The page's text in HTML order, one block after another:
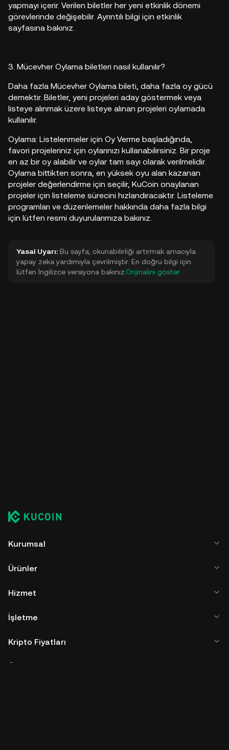
yapmayı içerir. Verilen biletler her yeni etkinlik dönemi
görevlerinde değişebilir. Ayrıntılı bilgi için etkinlik
sayfasına bakınız.
3. Mücevher Oylama biletleri nasıl kullanılır?
Daha fazla Mücevher Oylama bileti, daha fazla oy gücü
demektir. Biletler, yeni projeleri aday göstermek veya
listeye alınmak üzere listeye alınan projeleri oylamada
kullanılır.
Oylama: Listelenmeler için Oy Verme başladığında,
favori projeleriniz için oylarınızı kullanabilirsiniz. Bir proje
en az bir oy alabilir ve oylar tam sayı olarak verilmelidir.
Oylama bittikten sonra, en yüksek oyu alan kazanan
projeler değerlendirme için seçilir, KuCoin onaylanan
projeler için listeleme sürecini hızlandıracaktır. Listeleme
programları ve düzenlemeler hakkında daha fazla bilgi
için lütfen resmi duyurularımıza bakınız.
Yasal Uyarı: Bu sayfa, okunabilirliği artırmak amacıyla
yapay zeka yardımıyla çevrilmiştir. En doğru bilgi için
lütfen İngilizce versiyona bakınız. Orijinalini göster
Kurumsal
Ürünler
Hizmet
İşletme
Kripto Fiyatları